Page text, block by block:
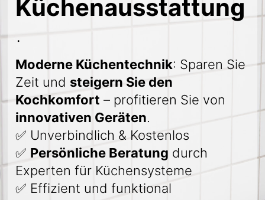
Küchenausstattung
.
Moderne Küchentechnik: Sparen Sie
Zeit und steigern Sie den
Kochkomfort – profitieren Sie von
innovativen Geräten.
✅ Unverbindlich & Kostenlos
✅ Persönliche Beratung durch
Experten für Küchensysteme
✅ Effizient und funktional